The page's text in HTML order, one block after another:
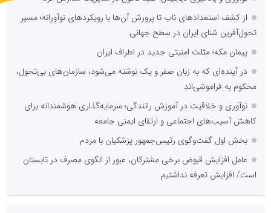
از کشف استعدادهای ناب تا پرورش آن‌ها با رویکردهای نوآورانه؛ مسیر
تحول‌آفرین شنای ایران در سطح جهانی
پیمان مکه؛ مثلث امنیتی جدید در اطراف ایران
در آینده‌ای که به زبان صفر و یک نوشته می‌شود، سازمان‌های بی‌تحول،
محکوم به فراموشی‌اند
نوآوری و خلاقیت در آموزش رانندگی؛ سرمایه‌گذاری هوشمندانه برای
کاهش آسیب‌های اجتماعی و ارتقای ایمنی جامعه
بخش اول گفت‌وگوی رئیس‌جمهور پزشکیان با مردم
عامل افزایش قبوض برخی مشترکان، عبور از الگوی مصرف در تابستان
است/ افزایش تعرفه نداشتیم